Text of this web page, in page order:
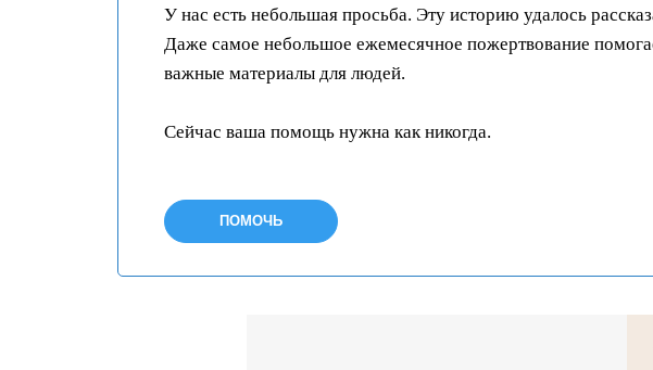
У нас есть небольшая просьба. Эту историю удалось
Даже самое небольшое ежемесячное пожертвование
важные материалы для людей.
Сейчас ваша помощь нужна как никогда.
ПОМОЧЬ